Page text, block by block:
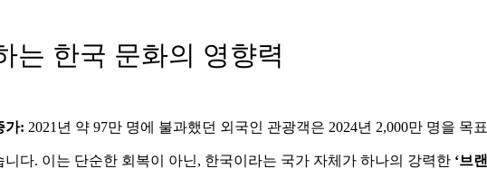
는 한국 문화의 영향력
가: 2021년 약 97만 명에 불과했던 외국인 관광객은 2024년 2,000만 명을 목표
니다. 이는 단순한 회복이 아닌, 한국이라는 국가 자체가 하나의 강력한 ‘브랜